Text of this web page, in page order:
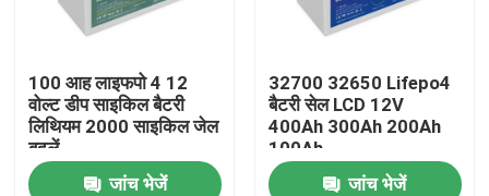
घर
100 आह लाइफपो 4 12
वोल्ट डीप साइकिल बैटरी
लिथियम 2000 साइकिल जेल
बदलें
जांच भेजें
32700 32650 Lifepo4
बैटरी सेल LCD 12V
400Ah 300Ah 200Ah
100Ah
जांच भेजें